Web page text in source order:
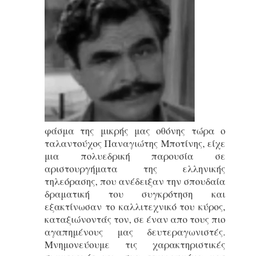
φάσμα της μικρής μας οθόνης τώρα ο
ταλαντούχος Παναγιώτης Μποτίνης, είχε
μια πολυεδρική παρουσία σε
αριστουργήματα της ελληνικής
τηλεόρασης, που ανέδειξαν την σπουδαία
δραματική του συγκρότηση και
εξακτίνωσαν το καλλιτεχνικό του κύρος,
καταξιώνοντάς τον, σε έναν απο τους πιο
αγαπημένους μας δευτεραγωνιστές.
Μνημονεύουμε τις χαρακτηριστικές